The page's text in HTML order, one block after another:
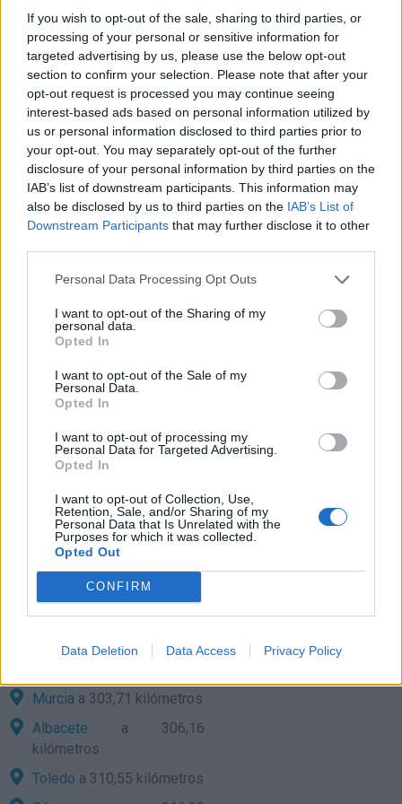
If you wish to opt-out of the sale, sharing to third parties, or
processing of your personal or sensitive information for
targeted advertising by us, please use the below opt-out
section to confirm your selection. Please note that after your
opt-out request is processed you may continue seeing
interest-based ads based on personal information utilized by
us or personal information disclosed to third parties prior to
your opt-out. You may separately opt-out of the further
disclosure of your personal information by third parties on the
IAB’s list of downstream participants. This information may
also be disclosed by us to third parties on the IAB’s List of
Downstream Participants that may further disclose it to other
Personal Data Processing Opt Outs
I want to opt-out of the Sharing of my
personal data.
Opted In
I want to opt-out of the Sale of my
Personal Data.
Opted In
I want to opt-out of processing my
Personal Data for Targeted Advertising.
Opted In
I want to opt-out of Collection, Use,
Retention, Sale, and/or Sharing of my
Personal Data that Is Unrelated with the
Purposes for which it was collected.
Opted Out
CONFIRM
Data Deletion Data Access Privacy Policy
Alfarnatejo a 16,38
kilómetros
Cuevas Bajas a 18,09
kilómetros
Cuevas de San Marcosa
19,33 kilómetros
Iznájar a 19,55 kilómetros
Colmenara 21,44
kilómetros
a 69,46 kilómetros
Jaéna 91,39 kilómetros
Córdobaa 95,05
kilómetros
Sevillaa 145,99 kilómetros
Ceuta
a 157,73 kilómetros
Almeríaa 172,87
Cádiza 180,22 kilómetros
Ciudad Reala 214,12
kilómetros
a 227,69 kilómetros
Melillaa 238,81 kilómetros
Badajoza 300,92
Murcia a 303,71 kilómetros
Albacete a 306,16
kilómetros
Toledo a 310,55 kilómetros
gasolina en
Archidona